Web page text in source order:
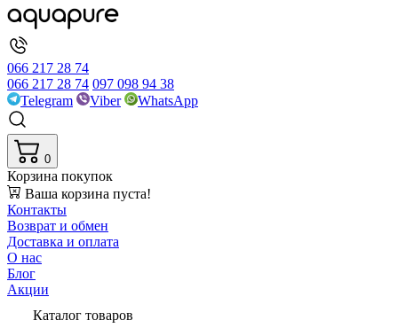
066 217 28 74
066 217 28 74 097 098 94 38
Telegram
Viber WhatsApp
0
Корзина покупок
Ваша корзина пуста!
Контакты
Возврат и обмен
Доставка и оплата
О нас
Блог
Акции
Каталог товаров